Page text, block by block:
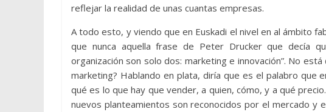
reflejar la realidad de unas cuantas empresas.
A todo esto, y viendo que en Euskadi el nivel en al ámbito
que nunca aquella frase de Peter Drucker que decía
organización son solo dos: marketing e innovación”. No
marketing? Hablando en plata, diría que es el palabro que
qué es lo que hay que vender, a quien, cómo, y a qué
nuevos planteamientos son reconocidos por el mercado y